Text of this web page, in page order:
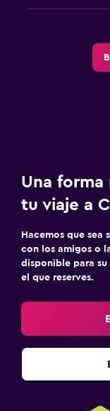
Una forma
tu viaje a
Hacemos que
con los amigos o
disponible para
el que reserves.